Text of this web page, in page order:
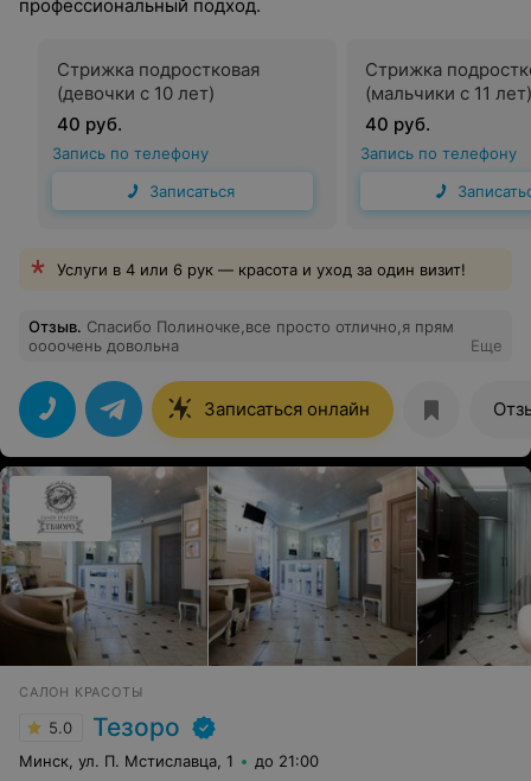
профессиональный подход.
Стрижка подростковая
(девочки с 10 лет)
40 руб.
Запись по телефону
Записаться
Стрижка
(мальчики с 11 лет)
40 руб.
Запись по телефону
Услуги в 4 или 6 рук — красота и уход за один визит!
Отзыв. Спасибо Полиночке,все просто отлично,я прям
оооочень довольна
Еще
Записаться онлайн
САЛОН КРАСОТЫ
5.0 Тезоро
Минск, ул. П. Мстиславца, 1 до 21:00